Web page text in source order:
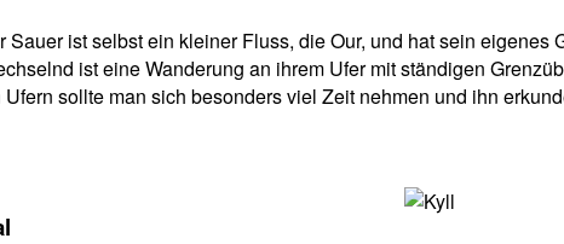
Sauer ist selbst ein kleiner Fluss, die Our, und hat sein eigenes
ist eine Wanderung an ihrem Ufer mit ständigen
sollte man sich besonders viel Zeit nehmen und ihn